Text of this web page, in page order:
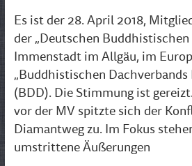
Es ist der 28. April 2018,
der „Deutschen Buddhistischen
Immenstadt im Allgäu, im
„Buddhistischen Dachverbands
(BDD). Die Stimmung ist
vor der MV spitzte sich der
Diamantweg zu. Im Fokus
umstrittene Äußerungen